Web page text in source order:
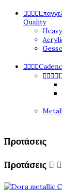

Quality


Προτάσεις
Προτάσεις  